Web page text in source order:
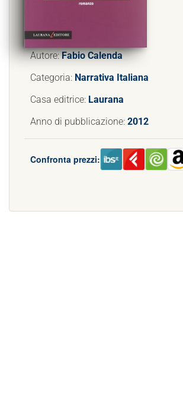
Autore:Fabio Calenda
Categoria: Narrativa Italiana
Casa editrice: Laurana
Anno di pubblicazione: 2012
Confronta prezzi: